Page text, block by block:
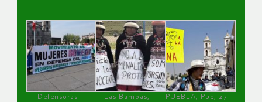
Defensoras
Las Bambas,
PUEBLA, Pue, 27